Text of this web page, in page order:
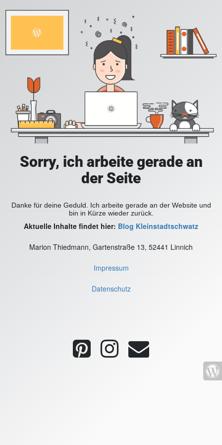
Sorry, ich arbeite gerade an
der Seite
Danke für deine Geduld. Ich arbeite gerade an der Website und
bin in Kürze wieder zurück.
Aktuelle Inhalte findet hier: Blog Kleinstadtschwatz
Marion Thiedmann, Gartenstraße 13, 52441 Linnich
Impressum
Datenschutz